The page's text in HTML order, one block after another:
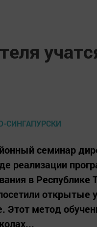
семинар
реализации
в Республике
открытые
Этот метод